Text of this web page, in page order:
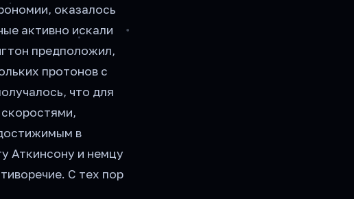
оказалось
активно искали
предположил,
протонов с
что для
в
Аткинсону и немцу
С тех пор